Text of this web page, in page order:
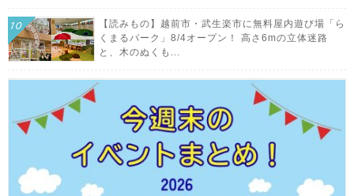
【読みもの】越前市・武生楽市に無料屋内遊び場「ら
くまるパーク」8/4オープン！ 高さ6mの立体迷路
と、木のぬくも...